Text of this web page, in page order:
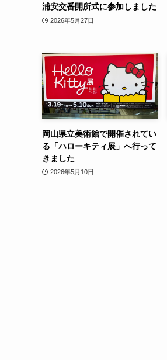
浦安交番開所式に参加しました
2026年5月27日
岡山県立美術館で開催されてい
る「ハローキティ展」へ行って
きました
2026年5月10日